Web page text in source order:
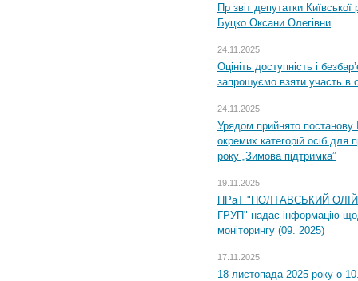
Пр звіт депутатки
Буцко Оксани Олегівни
24.11.2025
Оцініть доступність і
запрошуємо взяти участь в
24.11.2025
Урядом прийнято постанову
окремих категорій осіб для
року „Зимова підтримка”
19.11.2025
ПРаТ "ПОЛТАВСЬКИЙ
ГРУП" надає інформацію
моніторингу (09. 2025)
17.11.2025
18 листопада 2025 року о